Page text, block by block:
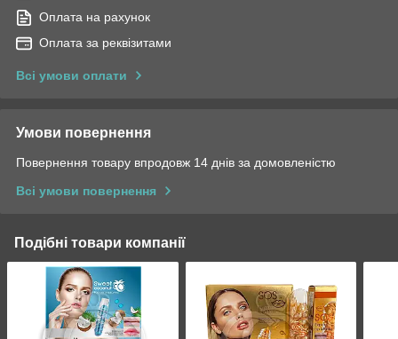
Оплата на рахунок
Оплата за реквізитами
Всі умови оплати
Умови повернення
Повернення товару впродовж 14 днів за домовленістю
Всі умови повернення
Подібні товари компанії